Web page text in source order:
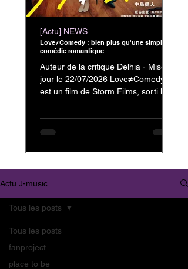
Love≠Comedy : bien plus qu'une simple
comédie romantique
Auteur de la critique Delhia - Mise à
jour le 22/07/2026 Love≠Comedy
est un film de Storm Films, sorti le 3
dans le rôle de Kanzaki Reiji et
Nagahama Neru dans celui de
de Nakajima Kento, on ne pouvait
Love≠Comedy qui m'ont donné
envie de vous partager mon avis.
[Actu] NEWS
Actu J-music
Tous les posts
fanproject
place to be
Tous les posts